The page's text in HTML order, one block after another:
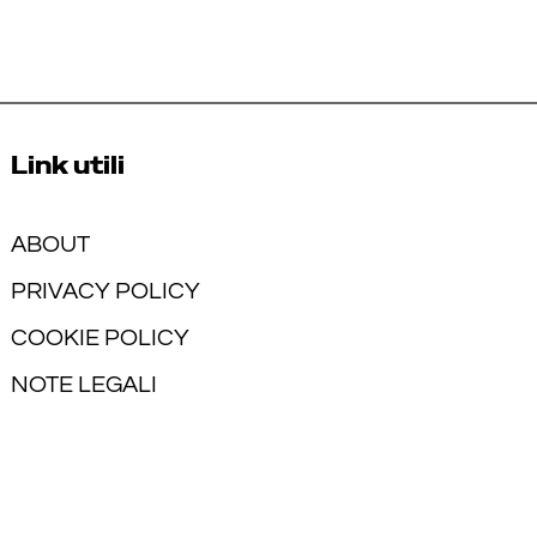
Link utili
ABOUT
PRIVACY POLICY
COOKIE POLICY
NOTE LEGALI